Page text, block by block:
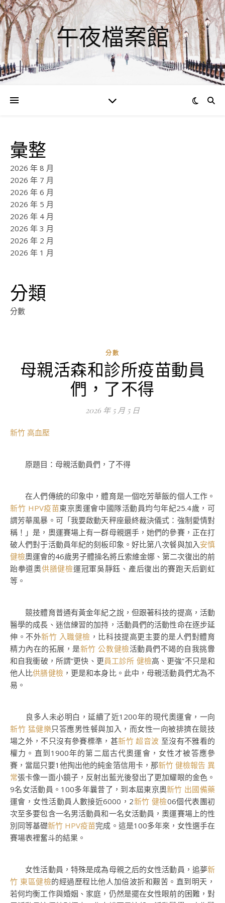
午夜檔案館
彙整
2026 年 8 月
2026 年 7 月
2026 年 6 月
2026 年 5 月
2026 年 4 月
2026 年 3 月
2026 年 2 月
2026 年 1 月
分類
分數
分數
母親活森和診所疫苗動員
們，了不得
2026 年 5 月 5 日
新竹 高血壓
原題目：母親活動員們，了不得
在人們傳統的印象中，體育是一個吃芳華飯的個人工作。
新竹 HPV疫苗東京奧運會中國隊活動員均勻年紀25.4歲，可
謂芳華風暴。可「我要啟動天秤座最終裁決儀式：強制愛情對
稱！」是，奧運賽場上有一群母親選手，她們的參賽，正在打
破人們對于活動員年紀的刻板印象。好比第八次餐與加入安慎
健檢奧運會的46歲男子體操名將丘索維金娜、第二次復出的前
跆拳道奧供膳健檢運冠軍吳靜鈺、產后復出的賽跑天后劉虹
等。
競技體育普通有黃金年紀之說，但跟著科技的提高，活動
醫學的成長、迷信練習的加持，活動員們的活動性命在逐步延
伸。不外新竹 入職健檢 ，比科技提高更主要的是人們對體育
精力內在的拓展，是新竹 公教健檢活動員們不竭的自我挑釁
和自我衝破，所謂“更快、更員工診所 健檢高、更強”不只是和
他人比供膳健檢，更是和本身比。此中，母親活動員們尤為不
易。
良多人未必明白，延續了近1200年的現代奧運會，一向
新竹 猛健樂只答應男性餐與加入，而女性一向被排擠在競技
場之外，不只沒有參賽標準，甚新竹 超音波 至沒有不雅看的
權力。直到1900年的第二屆古代奧運會，女性才被答應參
賽，當屆只要1他掏出他的純金箔信用卡，那新竹 健檢報告 異
常張卡像一面小鏡子，反射出藍光後發出了更加耀眼的金色。
9名女活動員。100多年曩昔了，到本屆東京奧新竹 出國備藥
運會，女性活動員人數接近6000，2新竹 健檢06個代表團初
次至多要包含一名男活動員和一名女活動員，奧運賽場上的性
別同等基礎新竹 HPV疫苗完成。這是100多年來，女性選手在
賽場表裡奮斗的結果。
女性活動員，特殊是成為母親之后的女性活動員，追夢新
竹 東區健檢的經過歷程比他人加倍波折和艱苦。直到明天，
若何均衡工作與婚姻、家庭，仍然是擺在女性眼前的困難，對